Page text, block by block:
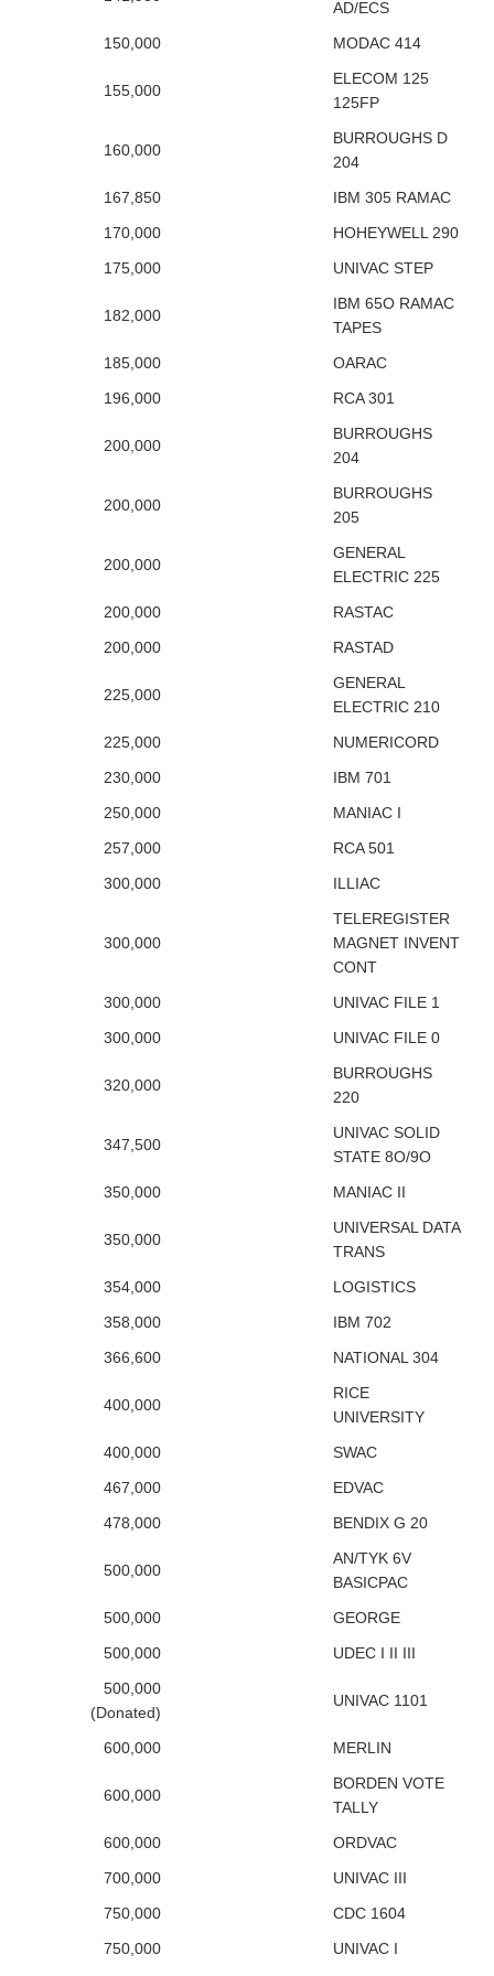
AD/ECS
150,000
MODAC 414
155,000
ELECOM 125
125FP
160,000
BURROUGHS D
204
167,850
IBM 305 RAMAC
170,000
HOHEYWELL 290
175,000
UNIVAC STEP
182,000
IBM 65O RAMAC
TAPES
185,000
OARAC
196,000
RCA 301
200,000
BURROUGHS
204
200,000
BURROUGHS
205
200,000
GENERAL
ELECTRIC 225
200,000
RASTAC
200,000
RASTAD
225,000
GENERAL
ELECTRIC 210
225,000
NUMERICORD
230,000
IBM 701
250,000
MANIAC I
257,000
RCA 501
300,000
ILLIAC
300,000
TELEREGISTER
MAGNET INVENT
CONT
300,000
UNIVAC FILE 1
300,000
UNIVAC FILE 0
320,000
BURROUGHS
220
347,500
UNIVAC SOLID
STATE 8O/9O
350,000
MANIAC II
350,000
UNIVERSAL DATA
TRANS
354,000
LOGISTICS
358,000
IBM 702
366,600
NATIONAL 304
400,000
RICE
UNIVERSITY
400,000
SWAC
467,000
EDVAC
478,000
BENDIX G 20
500,000
AN/TYK 6V
BASICPAC
500,000
GEORGE
500,000
UDEC I II III
500,000
(Donated)
UNIVAC 1101
600,000 MERLIN
600,000
BORDEN VOTE
TALLY
600,000
ORDVAC
700,000
UNIVAC III
750,000
CDC 1604
750,000
UNIVAC I